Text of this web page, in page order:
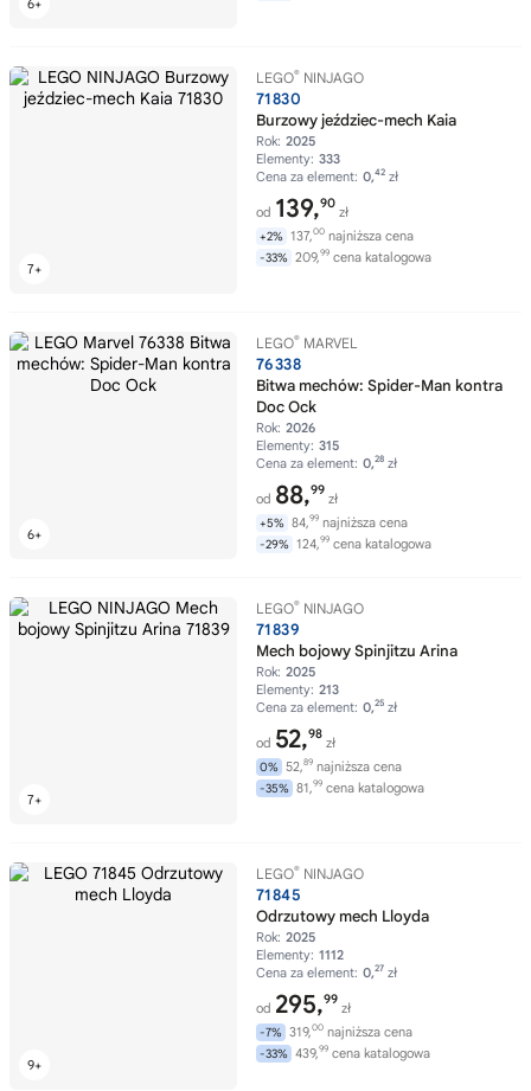
LEGO® NINJAGO
71830
Burzowy jeździec-mech Kaia
Rok: 2025
Elementy: 333
Cena za element: 0,42 zł
od 139,90
zł
+2% 137,00 najniższa cena
-33% 209,99 cena katalogowa
LEGO® MARVEL
76338
Bitwa mechów: Spider-Man kontra
Doc Ock
Rok: 2026
Elementy: 315
Cena za element: 0,28 zł
od 88,99
zł
+5% 84,99 najniższa cena
-29% 124,99 cena katalogowa
LEGO® NINJAGO
71839
Mech bojowy Spinjitzu Arina
Rok: 2025
Elementy: 213
Cena za element: 0,25 zł
od 52,98
zł
0% 52,89 najniższa cena
-35% 81,99 cena katalogowa
LEGO® NINJAGO
71845
Odrzutowy mech Lloyda
Rok: 2025
Elementy: 1112
Cena za element: 0,27 zł
od 295,99
zł
-7% 319,00 najniższa cena
-33% 439,99 cena katalogowa